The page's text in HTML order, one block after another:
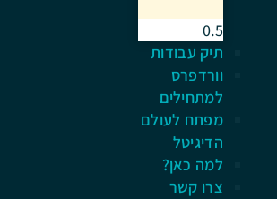
תיק עבודות
וורדפרס
למתחילים
מפתח לעולם
הדיגיטל
למה כאן?
צרו קשר